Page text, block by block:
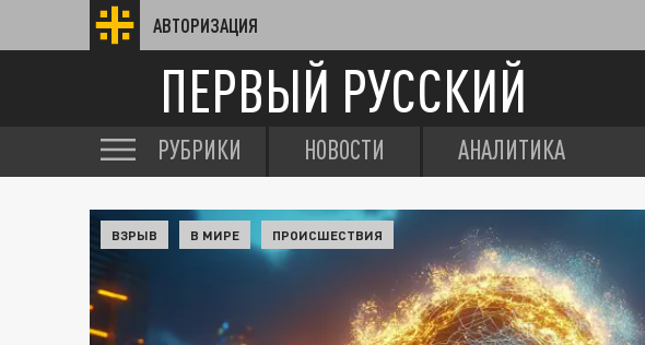
АВТОРИЗАЦИЯ
ПЕРВЫЙ РУССКИЙ
РУБРИКИ НОВОСТИ АНАЛИТИКА
ВЗРЫВ В МИРЕ ПРОИСШЕСТВИЯ